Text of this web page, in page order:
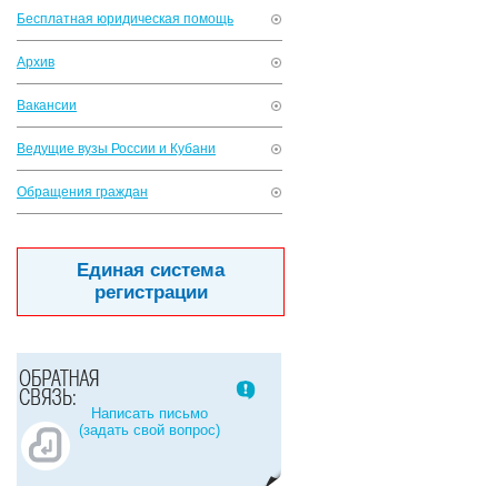
Бесплатная юридическая помощь
Архив
Вакансии
Ведущие вузы России и Кубани
Обращения граждан
Единая система
регистрации
Написать письмо
(задать свой вопрос)